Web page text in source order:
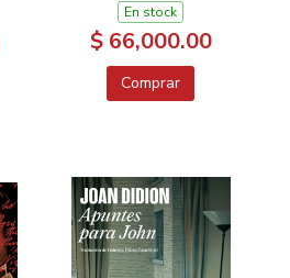
En stock
$ 66,000.00
Comprar